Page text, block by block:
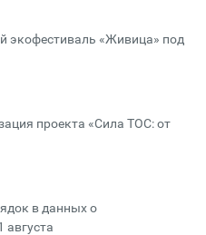
экофестиваль «Живица» под
проекта «Сила ТОС: от
в данных о
августа